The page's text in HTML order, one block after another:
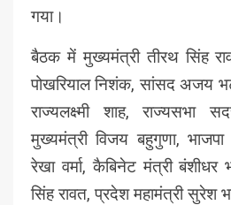
गया।
बैठक में मुख्यमंत्री तीरथ सिंह
पोखरियाल निशंक, सांसद अजय
राज्यलक्ष्मी शाह, राज्यसभा
मुख्यमंत्री विजय बहुगुणा,
रेखा वर्मा, कैबिनेट मंत्री बंशीधर
सिंह रावत, प्रदेश महामंत्री